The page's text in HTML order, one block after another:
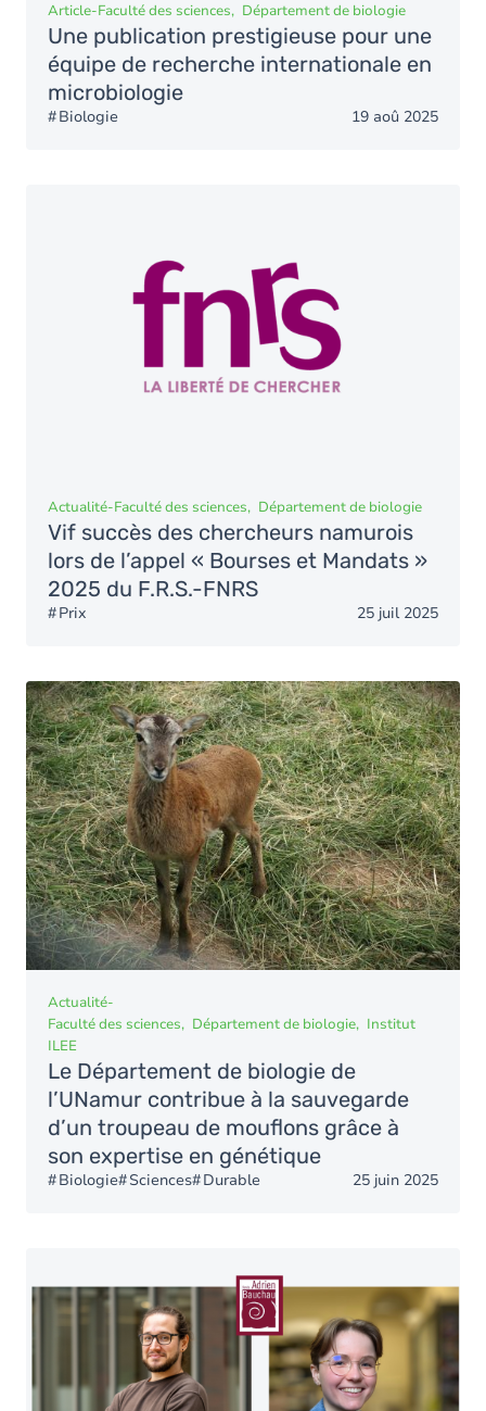
Article-Faculté des sciences Département de biologie
Une publication prestigieuse pour une
équipe de recherche internationale en
microbiologie
Biologie 19 aoû 2025
Actualité-Faculté des sciences Département de biologie
Vif succès des chercheurs namurois
lors de l’appel « Bourses et Mandats »
2025 du F.R.S.-FNRS
Prix 25 juil 2025
Actualité-
Faculté des sciences
Département de biologie
Institut
ILEE
Le Département de biologie de
l’UNamur contribue à la sauvegarde
d’un troupeau de mouflons grâce à
son expertise en génétique
Biologie Sciences Durable 25 juin 2025